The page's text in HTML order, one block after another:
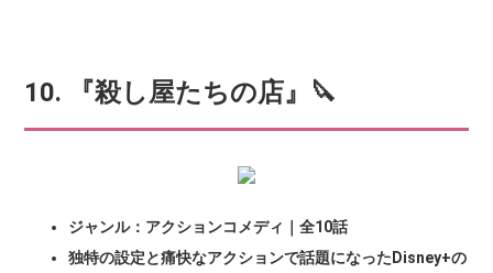
10. 『殺し屋たちの店』🔪
ジャンル：アクションコメディ｜全10話
独特の設定と痛快なアクションで話題になったDisney+の